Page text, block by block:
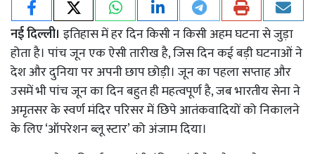
नई दिल्ली। इतिहास में हर दिन किसी न किसी अहम घटना से जुड़ा
होता है। पांच जून एक ऐसी तारीख है, जिस दिन कई बड़ी घटनाओं ने
देश और दुनिया पर अपनी छाप छोड़ी। जून का पहला सप्ताह और
उसमें भी पांच जून का दिन बहुत ही महत्वपूर्ण है, जब भारतीय सेना ने
अमृतसर के स्वर्ण मंदिर परिसर में छिपे आतंकवादियों को निकालने
के लिए ‘ऑपरेशन ब्लू स्टार’ को अंजाम दिया।